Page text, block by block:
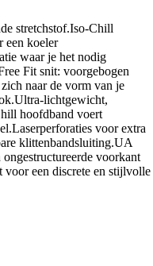
stretchstof.Iso-Chill
een koeler
waar je het nodig
Fit snit: voorgebogen
naar de vorm van je
lichtgewicht,
hoofdband voert
voor extra
klittenbandsluiting.UA
voorkant
een discrete en stijlvolle